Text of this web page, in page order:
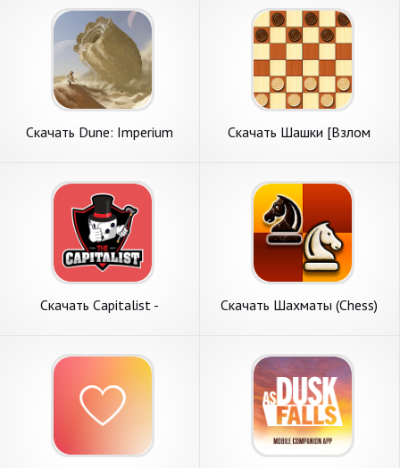
Скачать Dune: Imperium
на Андроид
Скачать Шашки [Взлом
Скачать Capitalist -
на Андроид
Скачать Шахматы (Chess)